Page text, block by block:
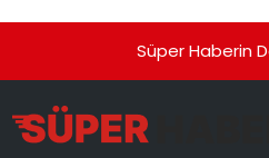
Süper Haberin